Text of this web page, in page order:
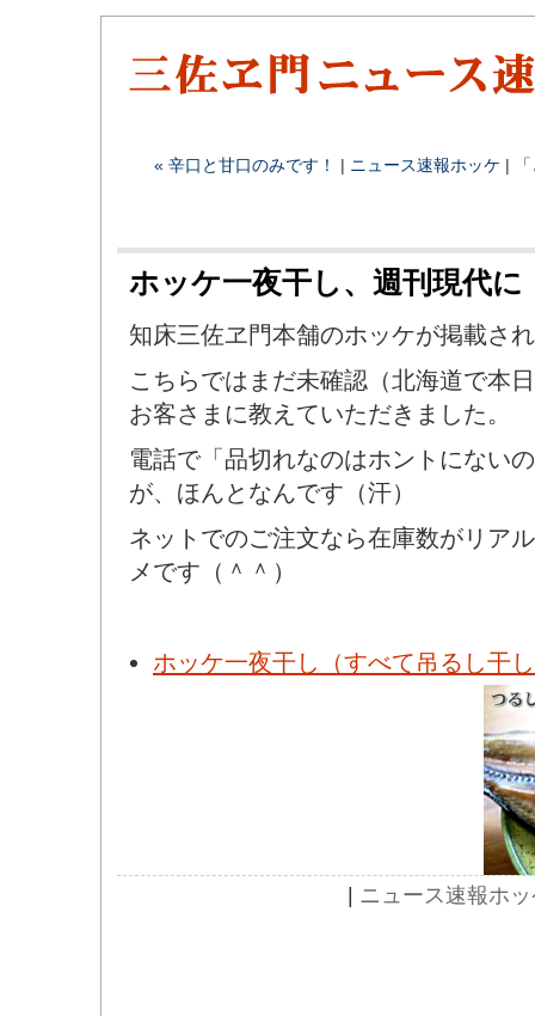
« 辛口と甘口のみです！ | ニュース速報ホッケ |
ホッケ一夜干し、週刊現代に
知床三佐ヱ門本舗のホッケが掲載さ
こちらではまだ未確認（北海道で本
お客さまに教えていただきました。
電話で「品切れなのはホントにない
が、ほんとなんです（汗）
ネットでのご注文なら在庫数がリア
メです（＾＾）
ホッケ一夜干し（すべて吊るし干
| ニュース速報ホ